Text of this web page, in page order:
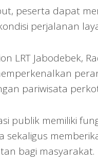
peserta dapat
perjalanan
LRT Jabodebek,
pariwisata
publik memiliki
sekaligus
bagi masyarakat.